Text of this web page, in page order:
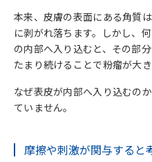
本来、皮膚の表面にある角質
に剥がれ落ちます。しかし、
の内部へ入り込むと、その部
たまり続けることで粉瘤が大き
なぜ表皮が内部へ入り込むの
ていません。
摩擦や刺激が関与すると